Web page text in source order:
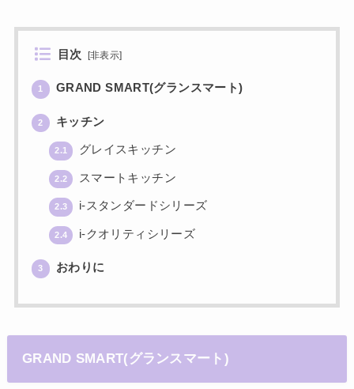
目次 [非表示]
1 GRAND SMART(グランスマート)
2 キッチン
2.1 グレイスキッチン
2.2 スマートキッチン
2.3 i-スタンダードシリーズ
2.4 i-クオリティシリーズ
3 おわりに
GRAND SMART(グランスマート)